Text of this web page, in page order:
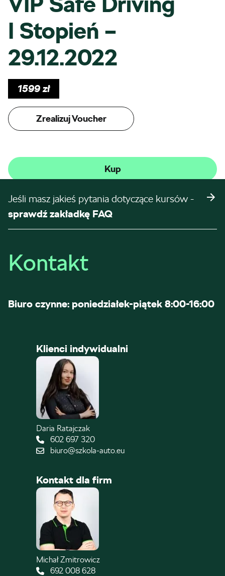
I Stopień –
29.12.2022
1599zł
Zrealizuj Voucher
Kup
Jeśli masz jakieś pytania dotyczące kursów -
sprawdź zakładkę FAQ
Kontakt
Biuro czynne: poniedziałek-piątek 8:00-16:00
Klienci indywidualni
Daria Ratajczak
602 697 320
biuro@szkola-auto.eu
Kontakt dla firm
Michał Zmitrowicz
692 008 628